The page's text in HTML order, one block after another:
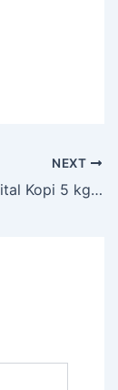
NEXT
Jual Timbangan Digital Kopi 5 kg ARD-TBG5 (coffee scale) di Pekanbaru